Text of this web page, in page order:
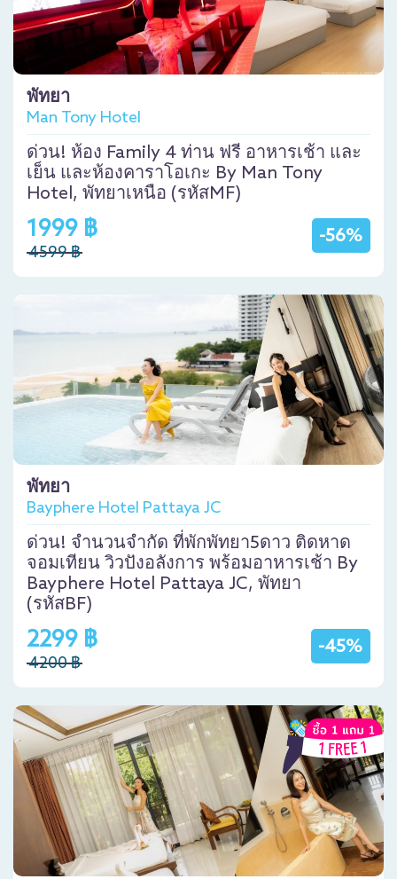
พัทยา
Man Tony Hotel
ด่วน! ห้อง Family 4 ท่าน ฟรี อาหารเช้า และ
เย็น และห้องคาราโอเกะ By Man Tony
Hotel, พัทยาเหนือ (รหัสMF)
-56%
1999 ฿
4599 ฿
พัทยา
Bayphere Hotel Pattaya JC
ด่วน! จำนวนจำกัด ที่พักพัทยา5ดาว ติดหาด
จอมเทียน วิวปังอลังการ พร้อมอาหารเช้า By
Bayphere Hotel Pattaya JC, พัทยา
(รหัสBF)
-45%
2299 ฿
4200 ฿